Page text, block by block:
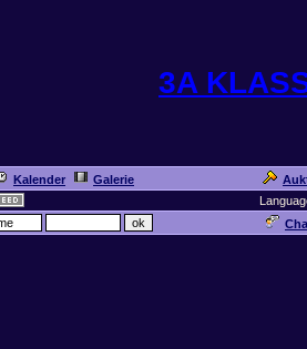
3A
Kalender Galerie